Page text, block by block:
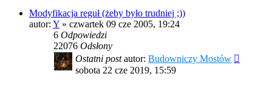
Modyfikacja reguł (żeby było trudniej ;))
autor: Y » czwartek 09 cze 2005, 19:24
6 Odpowiedzi
22076 Odsłony
Ostatni postautor: Budowniczy Mostów
sobota 22 cze 2019, 15:59